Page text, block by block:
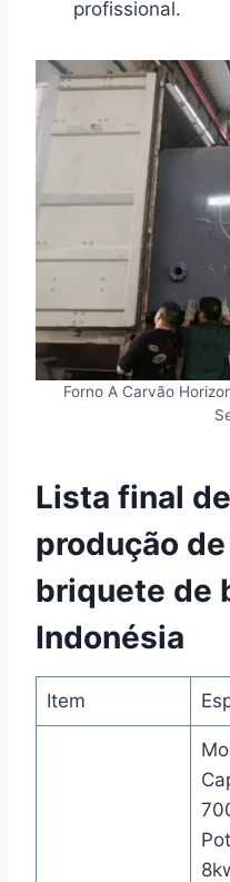
profissional.
Forno A Carvão
Lista final
produção
briquete de
Indonésia
Item